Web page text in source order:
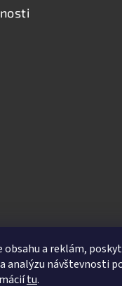
obsahu a reklám,
analýzu návštevnosti
tu.
HĽADAŤ